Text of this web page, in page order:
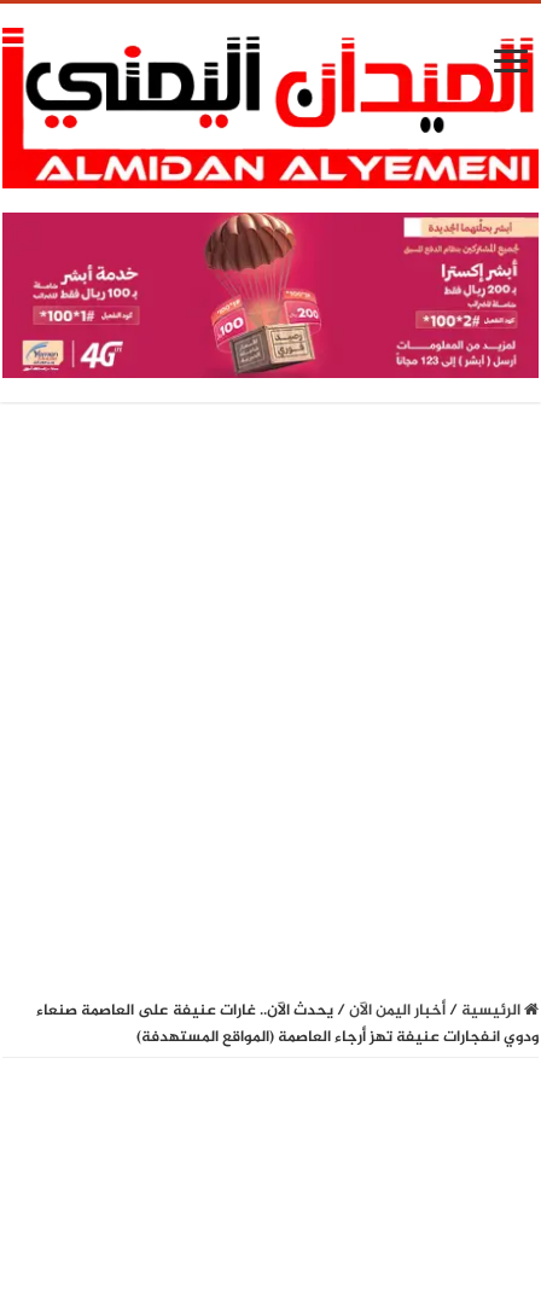
الرئيسية / أخبار اليمن الآن / يحدث الآن.. غارات عنيفة على العاصمة صنعاء
ودوي انفجارات عنيفة تهز أرجاء العاصمة (المواقع المستهدفة)